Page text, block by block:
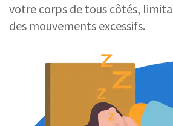
votre corps de tous côtés,
des mouvements excessifs.